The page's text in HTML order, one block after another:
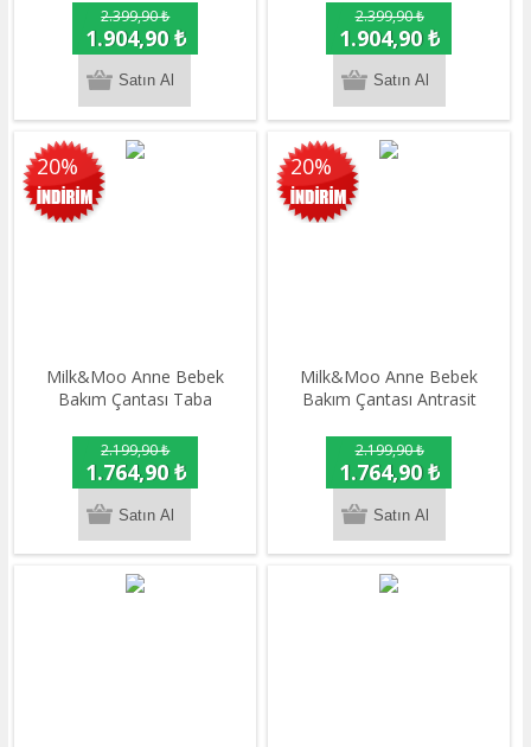
2.399,90 ₺
1.904,90 ₺
2.399,90 ₺
1.904,90 ₺
20%
Milk&Moo Anne Bebek
Bakım Çantası Taba
2.199,90 ₺
1.764,90 ₺
20%
Milk&Moo Anne Bebek
Bakım Çantası Antrasit
2.199,90 ₺
1.764,90 ₺